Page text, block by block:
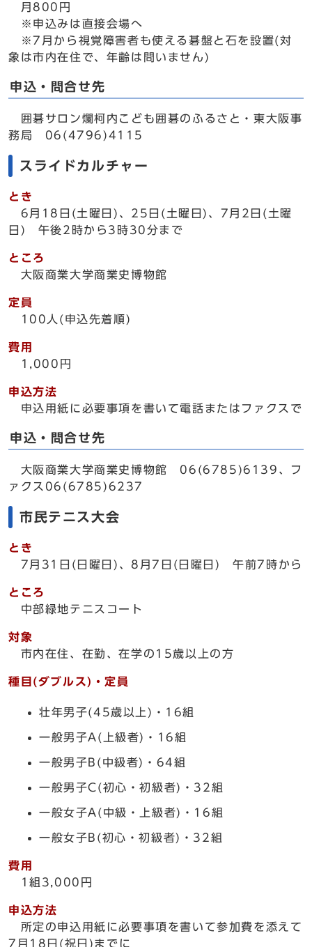
月800円
※申込みは直接会場へ
※7月から視覚障害者も使える碁盤と石を設置(対
象は市内在住で、年齢は問いません)
申込・問合せ先
囲碁サロン爛柯内こども囲碁のふるさと・東大阪事
務局 06(4796)4115
スライドカルチャー
とき
6月18日(土曜日)、25日(土曜日)、7月2日(土曜
日) 午後2時から3時30分まで
ところ
大阪商業大学商業史博物館
定員
100人(申込先着順)
費用
1,000円
申込方法
申込用紙に必要事項を書いて電話またはファクスで
申込・問合せ先
大阪商業大学商業史博物館 06(6785)6139、フ
ァクス06(6785)6237
市民テニス大会
とき
7月31日(日曜日)、8月7日(日曜日) 午前7時から
ところ
中部緑地テニスコート
対象
市内在住、在勤、在学の15歳以上の方
種目(ダブルス)・定員
壮年男子(45歳以上)・16組
一般男子A(上級者)・16組
一般男子B(中級者)・64組
一般男子C(初心・初級者)・32組
一般女子A(中級・上級者)・16組
一般女子B(初心・初級者)・32組
費用
1組3,000円
申込方法
所定の申込用紙に必要事項を書いて参加費を添えて
7月18日(祝日)までに